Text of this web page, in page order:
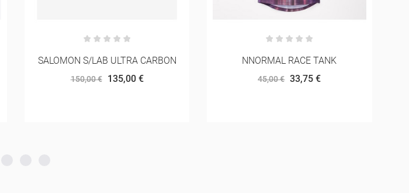
NNORMAL RACE TANK
45,00 € 33,75 €
LEKI ULTRATRAIL FX.ONE SL
190,00 € 171,00 €